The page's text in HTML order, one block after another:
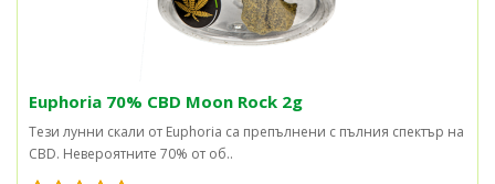
Euphoria 70% CBD Moon Rock 2g
Тези лунни скали от Euphoria са препълнени с пълния спектър на
CBD. Невероятните 70% от об..